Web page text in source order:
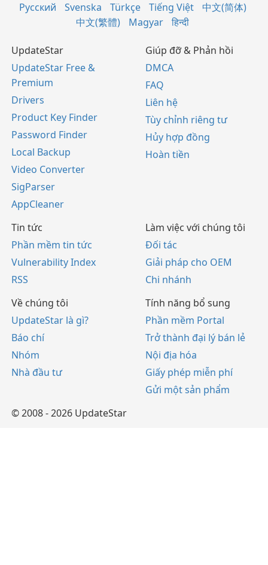
Русский
Svenska Türkçe Tiếng Việt
中文(简体)
中文(繁體)
Magyar हिन्दी
UpdateStar
UpdateStar Free &
Premium
Drivers
Product Key Finder
Password Finder
Local Backup
Video Converter
SigParser
AppCleaner
Giúp đỡ & Phản hồi
DMCA
FAQ
Liên hệ
Tùy chỉnh riêng tư
Hủy hợp đồng
Hoàn tiền
Tin tức
Phần mềm tin tức
Vulnerability Index
RSS
Làm việc với chúng tôi
Đối tác
Giải pháp cho OEM
Chi nhánh
Về chúng tôi
UpdateStar là gì?
Báo chí
Nhóm
Nhà đầu tư
Tính năng bổ sung
Phần mềm Portal
Trở thành đại lý bán lẻ
Nội địa hóa
Giấy phép miễn phí
Gửi một sản phẩm
© 2008 - 2026 UpdateStar